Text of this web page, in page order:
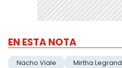
EN ESTA NOTA
Nacho Viale Mirtha Legrand